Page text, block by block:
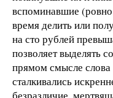
вспоминавшие
время делить или
на сто рублей
позволяет выделять
прямом смысле
сталкивались